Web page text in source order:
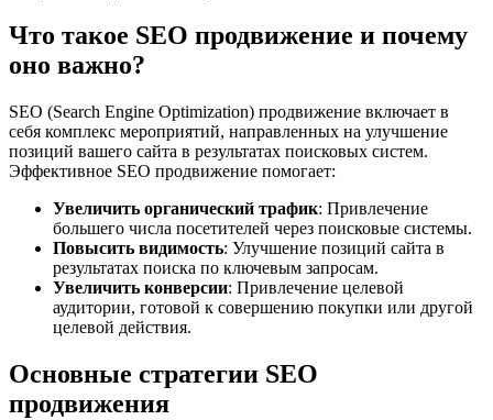
Что такое SEO продвижение и почему
оно важно?
SEO (Search Engine Optimization) продвижение включает в
себя комплекс мероприятий, направленных на улучшение
позиций вашего сайта в результатах поисковых систем.
Эффективное SEO продвижение помогает:
Увеличить органический трафик: Привлечение
большего числа посетителей через поисковые системы.
Повысить видимость: Улучшение позиций сайта в
результатах поиска по ключевым запросам.
Увеличить конверсии: Привлечение целевой
аудитории, готовой к совершению покупки или другой
целевой действия.
Основные стратегии SEO
продвижения